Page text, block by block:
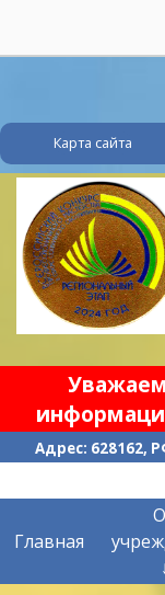
Карта сайта
Адрес: 628162,
Главная